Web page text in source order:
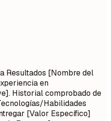
Resultados [Nombre del
en
Historial comprobado de
Habilidades
[Valor Específico]